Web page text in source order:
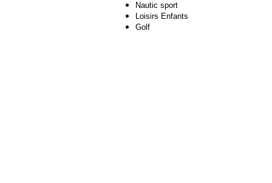
Nautic sport
Loisirs Enfants
Golf